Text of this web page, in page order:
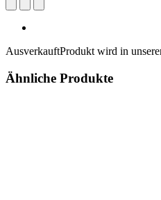
AusverkauftProdukt wird in
Ähnliche Produkte